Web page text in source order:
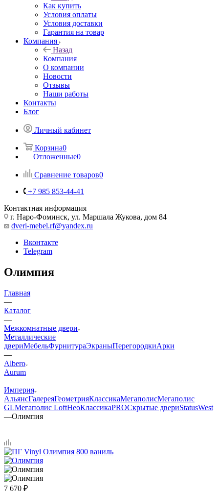
Как купить
Условия оплаты
Условия доставки
Гарантия на товар
Компания
Назад
Компания
О компании
Новости
Отзывы
Наши работы
Контакты
Блог
Личный кабинет
Корзина0
Отложенные0
Сравнение товаров0
+7 985 853-44-41
Контактная информация
г. Наро-Фоминск, ул. Маршала Жукова, дом 84
dveri-mebel.rf@yandex.ru
Вконтакте
Telegram
Олимпия
Главная
—
Каталог
—
Межкомнатные двери
Металлические
двериМебельФурнитураЭкраныПерегородкиАрки
—
Albero
Aurum
—
Империя
АльянсГалереяГеометрияКлассикаМегаполисМегаполис
GLМегаполис LoftНеоКлассикаPROСкрытые двериStatusWest
—Олимпия
7 670 ₽